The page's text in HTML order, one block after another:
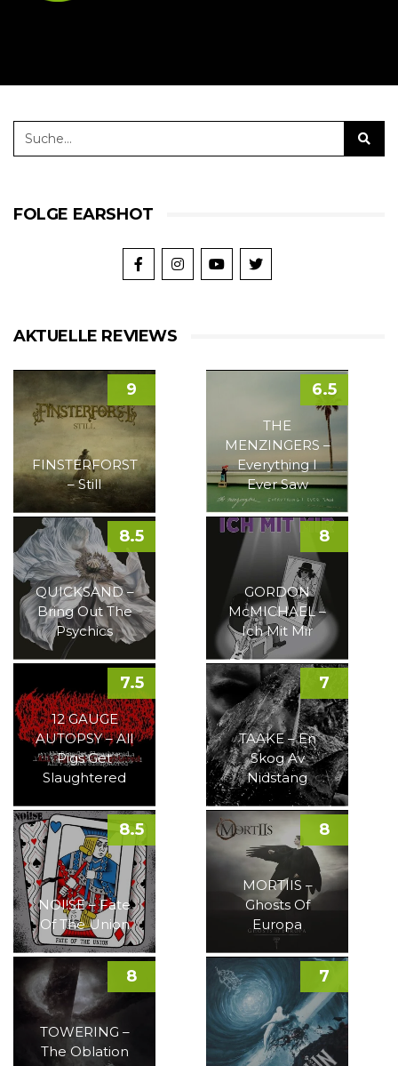
FOLGE EARSHOT
AKTUELLE REVIEWS
FINSTERFORST
– Still
9
THE
MENZINGERS –
Everything I
Ever Saw
6.5
QUICKSAND –
Bring Out The
Psychics
8.5
GORDON
McMICHAEL –
Ich Mit Mir
8
12 GAUGE
AUTOPSY – All
Pigs Get
Slaughtered
7.5
TAAKE – En
Skog Av
Nidstang
7
NOI!SE – Fate
Of The Union
8.5
MORTIIS –
Ghosts Of
Europa
8
TOWERING –
The Oblation
8 7